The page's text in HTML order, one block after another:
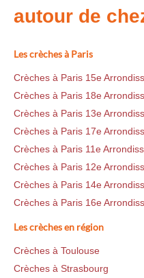
autour de
Les crèches à Paris
Crèches à Paris 15e
Crèches à Paris 18e
Crèches à Paris 13e
Crèches à Paris 17e
Crèches à Paris 11e
Crèches à Paris 12e
Crèches à Paris 14e
Crèches à Paris 16e
Les crèches en région
Crèches à Toulouse
Crèches à Strasbourg